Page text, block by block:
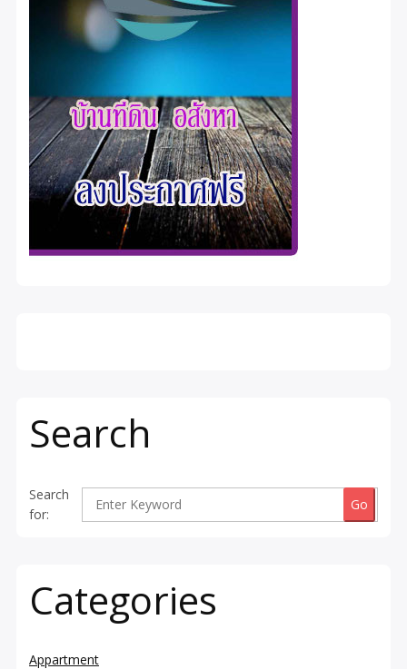
Search
Search
for:
Categories
Appartment